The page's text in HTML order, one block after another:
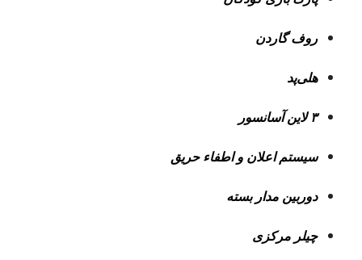
روف گاردن
هلی‌پد
۳ لاین آسانسور
سیستم اعلان و اطفاء حریق
دوربین مدار بسته
چیلر مرکزی